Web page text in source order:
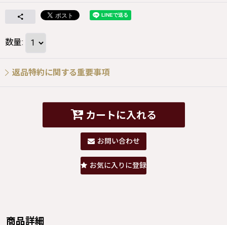
数量:
返品特約に関する重要事項
カートに入れる
お問い合わせ
お気に入りに登録
商品詳細